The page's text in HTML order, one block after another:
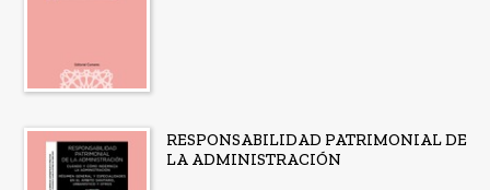
RESPONSABILIDAD PATRIMONIAL DE
LA ADMINISTRACIÓN